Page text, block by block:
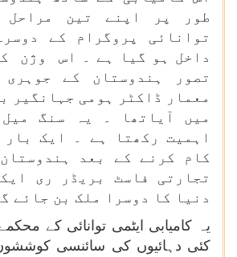
طور پر اپنے تین مراحل
توانائی پروگرام کے
داخل ہو گیا ہے ۔ اس وژن
تصور ہندوستان کے
معمار ڈاکٹر ہومی جہانگیر
میں آیاتھا ۔ یہ سنگ
اہمیت رکھتا ہے ۔ ایک بار
کام کرنے کے بعد
تجارتی فاسٹ بریڈر ری
دنیا کا دوسرا ملک بن جائے
یہ کامیابی ایٹمی توانائی کے
کئی دہائیوں کی سائنسی